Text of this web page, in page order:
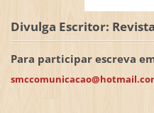
Divulga Escritor:
Para participar escreva